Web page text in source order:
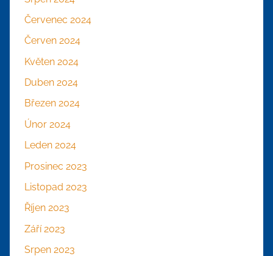
Červenec 2024
Červen 2024
Květen 2024
Duben 2024
Březen 2024
Únor 2024
Leden 2024
Prosinec 2023
Listopad 2023
Říjen 2023
Září 2023
Srpen 2023